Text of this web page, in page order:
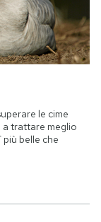
le cime
a trattare meglio
belle che